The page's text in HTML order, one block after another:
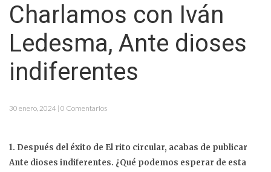
Charlamos con Iván
Ledesma, Ante dioses
indiferentes
30 enero, 2024 | 0 Comentarios
1. Después del éxito de El rito circular, acabas de publicar
Ante dioses indiferentes. ¿Qué podemos esperar de esta